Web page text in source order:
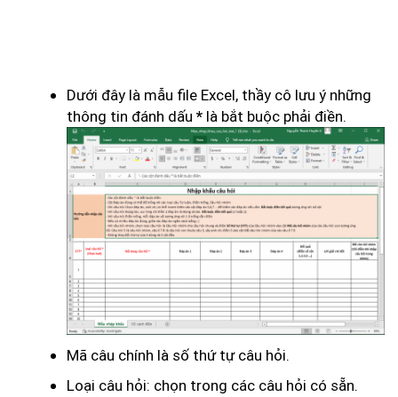
Dưới đây là mẫu file Excel, thầy cô lưu ý những
thông tin đánh dấu * là bắt buộc phải điền.
Mã câu chính là số thứ tự câu hỏi.
Loại câu hỏi: chọn trong các câu hỏi có sẵn.